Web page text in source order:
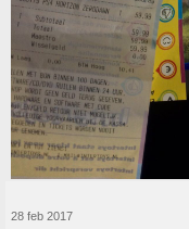
28 feb 2017